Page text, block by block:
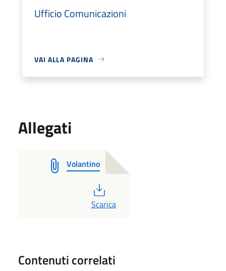
Ufficio Comunicazioni
VAI ALLA PAGINA
Allegati
Volantino
PDF
Scarica
Contenuti correlati